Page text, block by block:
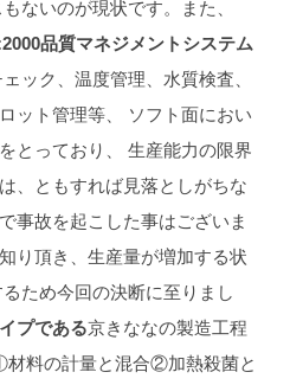
ないのが現状です。
また、
品質マネジメントシステム
ック、温度管理、水質検査、
ット管理等、 ソフト面におい
とっており、 生産能力の限界
、ともすれば見落としがちな
事故を起こした事はございま
り頂き、生産量が増加する状
ため今回の決断に至りまし
プである京きななの製造工程
料の計量と混合②加熱殺菌と